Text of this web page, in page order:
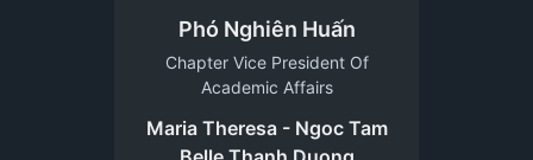
Phó Nghiên Huấn
Chapter Vice President Of
Academic Affairs
Maria Theresa - Ngoc Tam